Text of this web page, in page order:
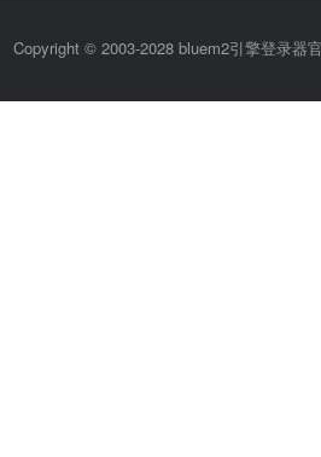
Copyright © 2003-2028 bluem2引擎登录器